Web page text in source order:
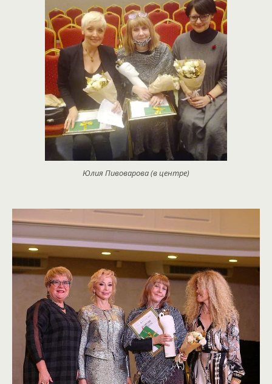
Юлия Пивоварова (в центре)